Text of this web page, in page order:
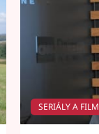
SERIÁLY A